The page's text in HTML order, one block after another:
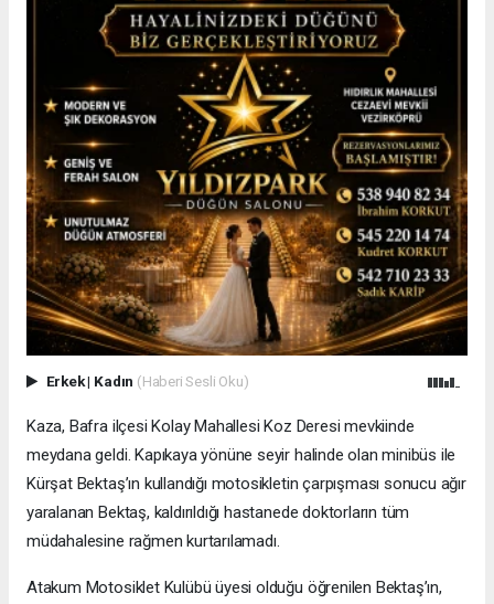
Erkek| Kadın (Haberi Sesli Oku)
Kaza, Bafra ilçesi Kolay Mahallesi Koz Deresi mevkiinde
meydana geldi. Kapıkaya yönüne seyir halinde olan minibüs ile
Kürşat Bektaş’ın kullandığı motosikletin çarpışması sonucu ağır
yaralanan Bektaş, kaldırıldığı hastanede doktorların tüm
müdahalesine rağmen kurtarılamadı.
Atakum Motosiklet Kulübü üyesi olduğu öğrenilen Bektaş’ın,